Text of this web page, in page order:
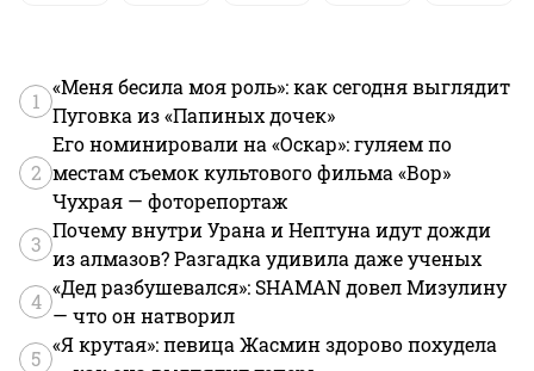
1
«Меня бесила моя роль»: как сегодня выглядит
Пуговка из «Папиных дочек»
2
Его номинировали на «Оскар»: гуляем по
местам съемок культового фильма «Вор»
Чухрая — фоторепортаж
3
Почему внутри Урана и Нептуна идут дожди
из алмазов? Разгадка удивила даже ученых
4
«Дед разбушевался»: SHAMAN довел Мизулину
— что он натворил
5
«Я крутая»: певица Жасмин здорово похудела